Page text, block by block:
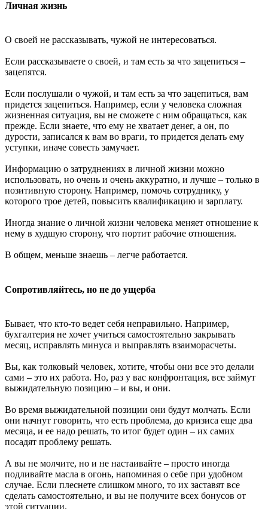
Личная жизнь
О своей не рассказывать, чужой не интересоваться.
Если рассказываете о своей, и там есть за что зацепиться –
зацепятся.
Если послушали о чужой, и там есть за что зацепиться, вам
придется зацепиться. Например, если у человека сложная
жизненная ситуация, вы не сможете с ним обращаться, как
прежде. Если знаете, что ему не хватает денег, а он, по
дурости, записался к вам во враги, то придется делать ему
уступки, иначе совесть замучает.
Информацию о затруднениях в личной жизни можно
использовать, но очень и очень аккуратно, и лучше – только в
позитивную сторону. Например, помочь сотруднику, у
которого трое детей, повысить квалификацию и зарплату.
Иногда знание о личной жизни человека меняет отношение к
нему в худшую сторону, что портит рабочие отношения.
В общем, меньше знаешь – легче работается.
Сопротивляйтесь, но не до ущерба
Бывает, что кто-то ведет себя неправильно. Например,
бухгалтерия не хочет учиться самостоятельно закрывать
месяц, исправлять минуса и выправлять взаиморасчеты.
Вы, как толковый человек, хотите, чтобы они все это делали
сами – это их работа. Но, раз у вас конфронтация, все займут
выжидательную позицию – и вы, и они.
Во время выжидательной позиции они будут молчать. Если
они начнут говорить, что есть проблема, до кризиса еще два
месяца, и ее надо решать, то итог будет один – их самих
посадят проблему решать.
А вы не молчите, но и не настаивайте – просто иногда
подливайте масла в огонь, напоминая о себе при удобном
случае. Если плеснете слишком много, то их заставят все
сделать самостоятельно, и вы не получите всех бонусов от
этой ситуации.